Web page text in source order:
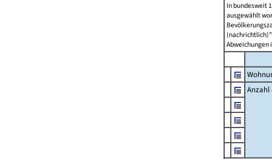
In bundesweit
ausgewählt
Abweichungen
Anzahl